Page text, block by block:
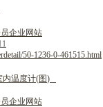
企业网站
50-1236-0-461515.html
内温度计(图)
企业网站